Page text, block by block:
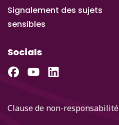
Signalement des sujets
sensibles
Socials
Clause de non-responsabilité